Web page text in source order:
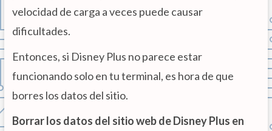
velocidad de carga a veces puede causar
dificultades.
Entonces, si Disney Plus no parece estar
funcionando solo en tu terminal, es hora de que
borres los datos del sitio.
Borrar los datos del sitio web de Disney Plus en